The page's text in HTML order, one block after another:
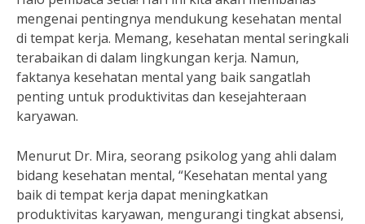
mengenai pentingnya mendukung kesehatan mental
di tempat kerja. Memang, kesehatan mental seringkali
terabaikan di dalam lingkungan kerja. Namun,
faktanya kesehatan mental yang baik sangatlah
penting untuk produktivitas dan kesejahteraan
karyawan.
Menurut Dr. Mira, seorang psikolog yang ahli dalam
bidang kesehatan mental, “Kesehatan mental yang
baik di tempat kerja dapat meningkatkan
produktivitas karyawan, mengurangi tingkat absensi,